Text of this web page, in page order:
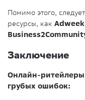
Помимо этого,
ресурсы, как
Заключение
Онлайн-ритейлеры
грубых ошибок: